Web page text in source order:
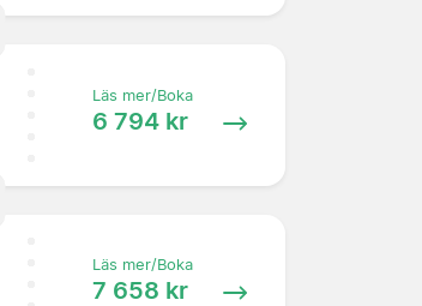
Läs mer/Boka
6 794 kr
Läs mer/Boka
7 658 kr